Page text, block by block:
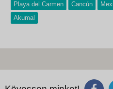
Playa del Carmen Cancún
Akumal